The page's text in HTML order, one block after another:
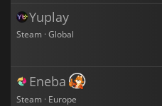
Yuplay
Steam · Global
Eneba
Steam · Europe